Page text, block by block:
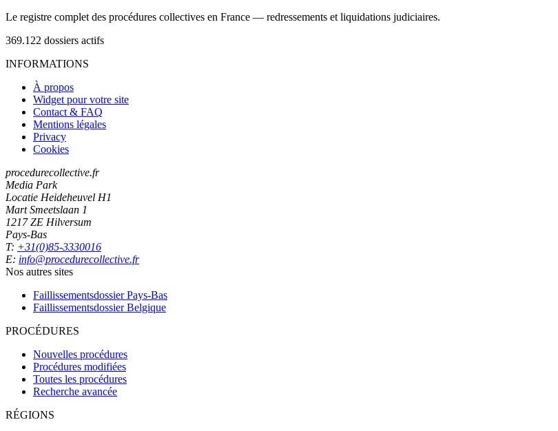
Le registre complet des procédures collectives en France — redressements et liquidations judiciaires.
369.122 dossiers actifs
INFORMATIONS
À propos
Widget pour votre site
Contact & FAQ
Mentions légales
Privacy
Cookies
procedurecollective.fr
Media Park
Locatie Heideheuvel H1
Mart Smeetslaan 1
1217 ZE Hilversum
Pays-Bas
T: +31(0)85-3330016
E: info@procedurecollective.fr
Nos autres sites
Faillissementsdossier Pays-Bas
Faillissementsdossier Belgique
PROCÉDURES
Nouvelles procédures
Procédures modifiées
Toutes les procédures
Recherche avancée
RÉGIONS